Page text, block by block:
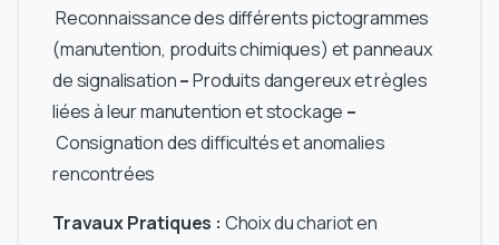
Reconnaissance des différents pictogrammes
(manutention, produits chimiques) et panneaux
de signalisation–Produits dangereux et règles
liées à leur manutention et stockage –
Consignation des difficultés et anomalies
rencontrées
Travaux Pratiques : Choix du chariot en